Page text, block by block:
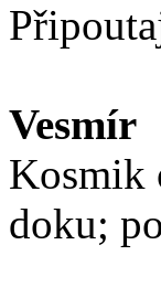
Vesmír
Kosmik
doku;